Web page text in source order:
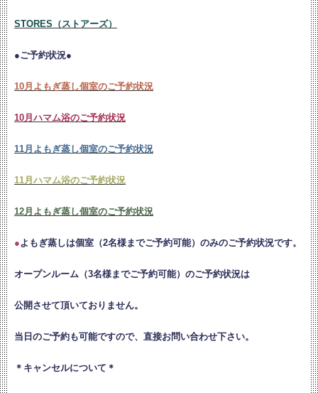
STORES（ストアーズ）
●ご予約状況●
10月よもぎ蒸し個室のご予約状況
10月ハマム浴のご予約状況
11月よもぎ蒸し個室のご予約状況
11月ハマム浴のご予約状況
12月よもぎ蒸し個室のご予約状況
●よもぎ蒸しは個室（2名様までご予約可能）のみのご予約状況です。
オープンルーム（3名様までご予約可能）のご予約状況は
公開させて頂いておりません。
当日のご予約も可能ですので、直接お問い合わせ下さい。
＊キャンセルについて＊